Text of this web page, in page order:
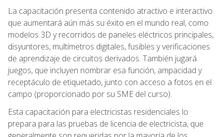
La capacitación presenta contenido atractivo e interactivo
que aumentará aún más su éxito en el mundo real, como
modelos 3D y recorridos de paneles eléctricos principales,
disyuntores, multímetros digitales, fusibles y verificaciones
de aprendizaje de circuitos derivados. También jugará
juegos, que incluyen nombrar esa función, ampacidad y
receptáculo de etiquetado, junto con acceso a fotos en el
campo (proporcionado por su SME del curso).
Esta capacitación para electricistas residenciales lo
prepara para las pruebas de licencia de electricista, que